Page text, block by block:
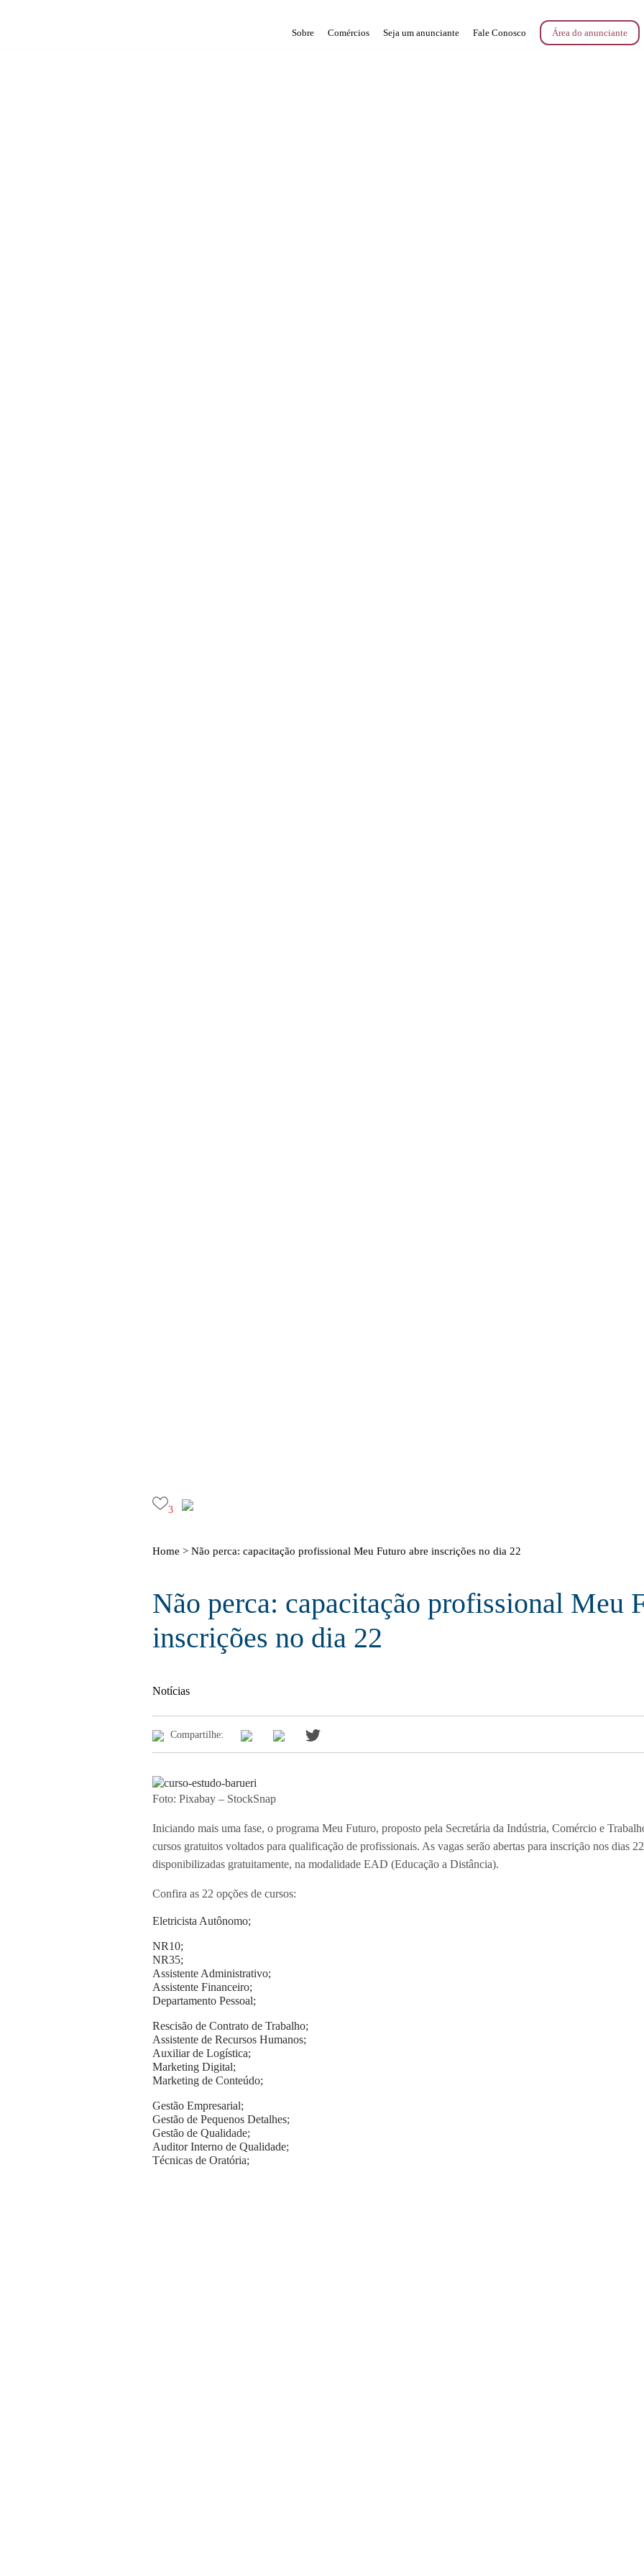
Sobre Comércios Seja um anunciante Fale Conosco Área do anunciante
3
Home > Não perca: capacitação profissional Meu Futuro abre inscrições no dia 22
Não perca: capacitação profissional Meu
inscrições no dia 22
Notícias
Compartilhe:
Foto: Pixabay – StockSnap
Iniciando mais uma fase, o programa Meu Futuro, proposto pela Secretária da Indústria, Comércio e
cursos gratuitos voltados para qualificação de profissionais. As vagas serão abertas para inscrição nos dias
disponibilizadas gratuitamente, na modalidade EAD (Educação a Distância).
Confira as 22 opções de cursos:
Eletricista Autônomo;
NR10;
NR35;
Assistente Administrativo;
Assistente Financeiro;
Departamento Pessoal;
Rescisão de Contrato de Trabalho;
Assistente de Recursos Humanos;
Auxiliar de Logística;
Marketing Digital;
Marketing de Conteúdo;
Gestão Empresarial;
Gestão de Pequenos Detalhes;
Gestão de Qualidade;
Auditor Interno de Qualidade;
Técnicas de Oratória;